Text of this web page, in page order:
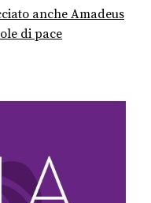
anche Amadeus
di pace